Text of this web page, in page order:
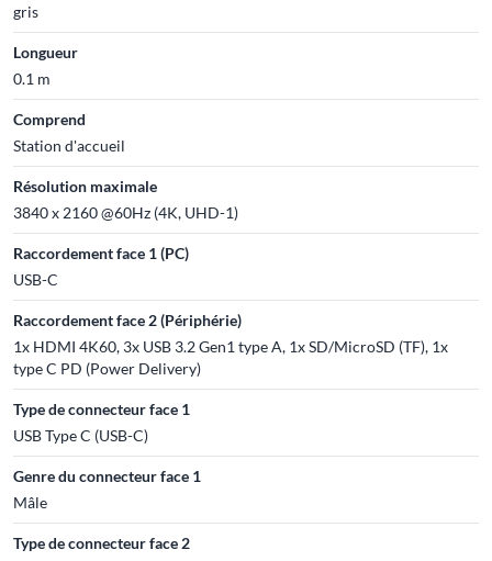
gris
Longueur
0.1 m
Comprend
Station d'accueil
Résolution maximale
3840 x 2160 @60Hz (4K, UHD-1)
Raccordement face 1 (PC)
USB-C
Raccordement face 2 (Périphérie)
1x HDMI 4K60, 3x USB 3.2 Gen1 type A, 1x SD/MicroSD (TF), 1x
type C PD (Power Delivery)
Type de connecteur face 1
USB Type C (USB-C)
Genre du connecteur face 1
Mâle
Type de connecteur face 2